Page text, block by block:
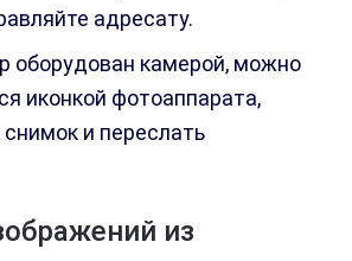
адресату.
оборудован камерой, можно
иконкой фотоаппарата,
и переслать
из